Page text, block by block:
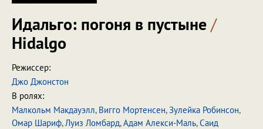
Идальго: погоня в пустыне/
Hidalgo
Режиссер:
Джо Джонстон
В ролях:
Малкольм Макдауэлл, Вигго Мортенсен,Зулейка Робинсон,
Омар Шариф,Луиз Ломбард,Адам Алекси-Маль,Саид